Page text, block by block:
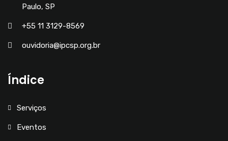
Paulo, SP
+55 11 3129-8569
ouvidoria@ipcsp.org.br
Índice
Serviços
Eventos